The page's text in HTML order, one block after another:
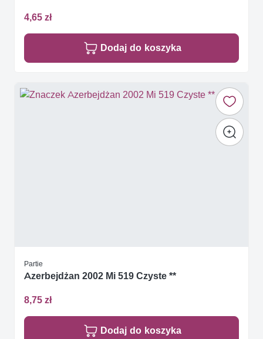
4,65 zł
Dodaj do koszyka
Partie
Azerbejdżan 2002 Mi 519 Czyste **
8,75 zł
Dodaj do koszyka